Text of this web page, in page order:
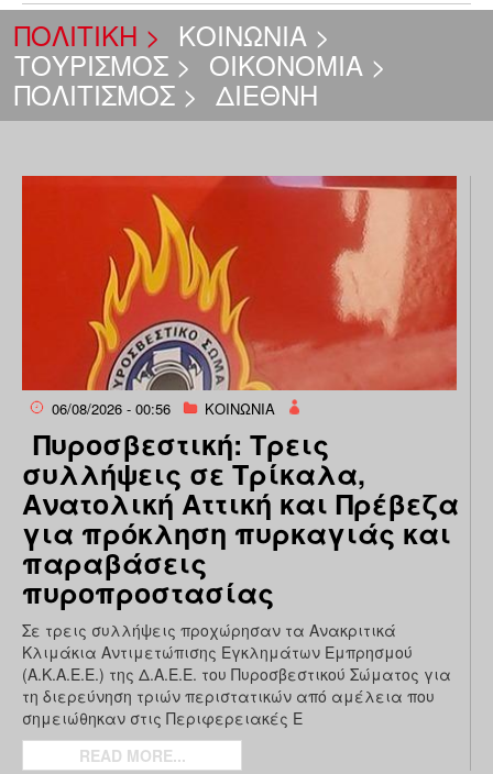
ΠΟΛΙΤΙΚΗ > ΚΟΙΝΩΝΙΑ >
ΤΟΥΡΙΣΜΟΣ > ΟΙΚΟΝΟΜΙΑ >
ΠΟΛΙΤΙΣΜΟΣ > ΔΙΕΘΝΗ
06/08/2026 - 00:56 ΚΟΙΝΩΝΙΑ
Πυροσβεστική: Τρεις
συλλήψεις σε Τρίκαλα,
Ανατολική Αττική και Πρέβεζα
για πρόκληση πυρκαγιάς και
παραβάσεις
πυροπροστασίας
Σε τρεις συλλήψεις προχώρησαν τα Ανακριτικά
Κλιμάκια Αντιμετώπισης Εγκλημάτων Εμπρησμού
(Α.Κ.Α.Ε.Ε.) της Δ.Α.Ε.Ε. του Πυροσβεστικού Σώματος για
τη διερεύνηση τριών περιστατικών από αμέλεια που
σημειώθηκαν στις Περιφερειακές Ε
READ MORE...